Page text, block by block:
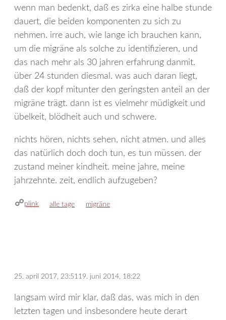
wenn man bedenkt, daß es zirka eine halbe stunde
dauert, die beiden komponenten zu sich zu
nehmen. irre auch, wie lange ich brauchen kann,
um die migräne als solche zu identifizieren, und
das nach mehr als 30 jahren erfahrung danmit.
über 24 stunden diesmal. was auch daran liegt,
daß der kopf mitunter den geringsten anteil an der
migräne trägt. dann ist es vielmehr müdigkeit und
übelkeit, blödheit auch und schwere.
nichts hören, nichts sehen, nicht atmen. und alles
das natürlich doch doch tun, es tun müssen. der
zustand meiner kindheit. meine jahre, meine
jahrzehnte. zeit, endlich aufzugeben?
plink kategorien
alle tage schlagwörter
migräne
25. april 2017, 23:5119. juni 2014, 18:22
langsam wird mir klar, daß das, was mich in den
letzten tagen und insbesondere heute derart